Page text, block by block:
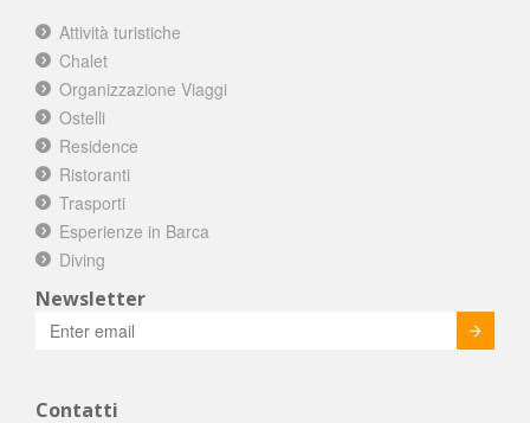
Attività turistiche
Chalet
Organizzazione Viaggi
Ostelli
Residence
Ristoranti
Trasporti
Esperienze in Barca
Diving
Newsletter
Contatti